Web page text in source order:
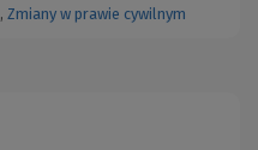
, Zmiany w prawie cywilnym